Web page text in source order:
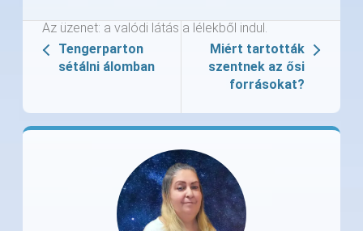
Az üzenet: a valódi látás a lélekből indul.
Tengerparton
sétálni álomban
Miért tartották
szentnek az ősi
forrásokat?